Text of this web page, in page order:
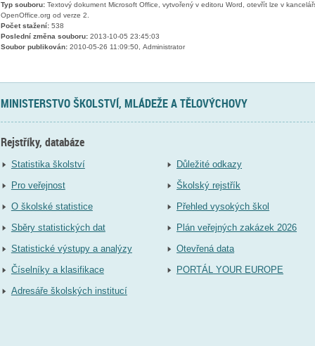
Typ souboru:Textový dokument Microsoft Office, vytvořený v editoru Word, otevřít lze v
OpenOffice.org od verze 2.
Počet stažení:538
Poslední změna souboru:2013-10-05 23:45:03
Soubor publikován:2010-05-26 11:09:50, Administrator
MINISTERSTVO ŠKOLSTVÍ, MLÁDEŽE A TĚLOVÝCHOVY
Rejstříky, databáze
Statistika školství
Pro veřejnost
O školské statistice
Sběry statistických dat
Statistické výstupy a analýzy
Číselníky a klasifikace
Adresáře školských institucí
Důležité odkazy
Školský rejstřík
Přehled vysokých škol
Plán veřejných zakázek 2026
Otevřená data
PORTÁL YOUR EUROPE